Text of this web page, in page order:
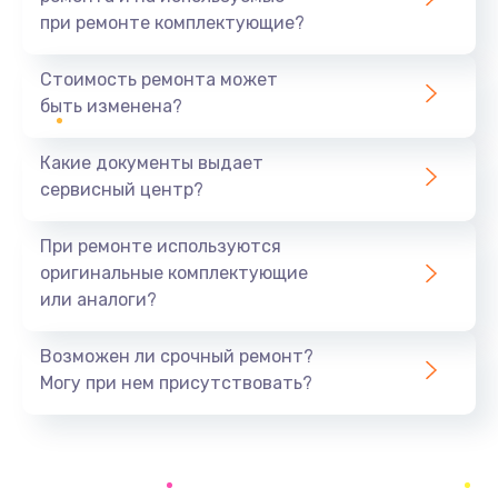
900 руб.
Замена Wi-Fi модуля
Настройка BIOS
Заказать
при ремонте комплектующие?
Стоимость ремонта может
быть изменена?
Какие документы выдает
сервисный центр?
При ремонте используются
оригинальные комплектующие
или аналоги?
Возможен ли срочный ремонт?
Могу при нем присутствовать?